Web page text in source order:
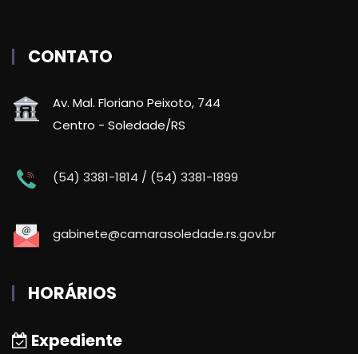
CONTATO
Av. Mal. Floriano Peixoto, 744
Centro - Soledade/RS
(54) 3381-1814 / (54) 3381-1899
gabinete@camarasoledade.rs.gov.br
HORÁRIOS
Expediente